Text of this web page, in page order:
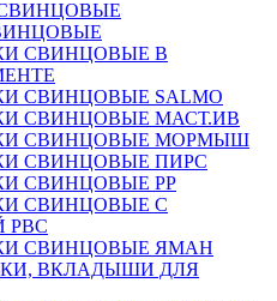
СВИНЦОВЫЕ В
СВИНЦОВЫЕ SALMO
СВИНЦОВЫЕ МАСТ.ИВ
СВИНЦОВЫЕ МОРМЫШ
СВИНЦОВЫЕ ПИРС
СВИНЦОВЫЕ РР
СВИНЦОВЫЕ С
РВС
СВИНЦОВЫЕ ЯМАН